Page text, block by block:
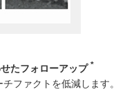
たフォローアップ *
ファクトを低減します。